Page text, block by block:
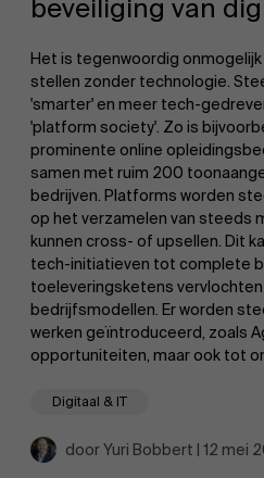
Digitaal & IT
beveiliging van
Het is tegenwoordig
stellen zonder technologie.
'smarter' en meer tech-
'platform society'. Zo is
prominente online
samen met ruim 200
bedrijven. Platforms worden
op het verzamelen van steeds
kunnen cross- of upsellen. Dit
tech-initiatieven tot complete
toeleveringsketens
bedrijfsmodellen. Er worden
werken geïntroduceerd, zoals
opportuniteiten, maar ook tot
door Yuri Bobbert | 12 mei